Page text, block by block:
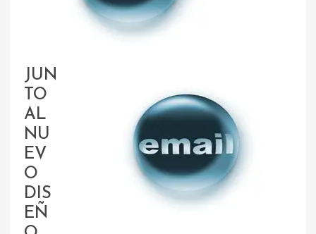
JUN
TO
AL
NU
EV
O
DIS
EÑ